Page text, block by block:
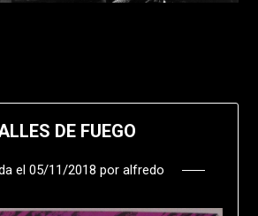
DE FUEGO
el 05/11/2018 por alfredo